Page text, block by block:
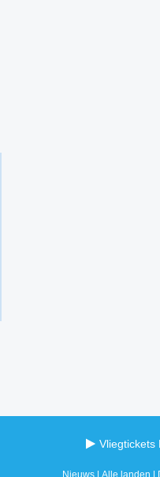
Vliegtickets
Nieuws| Alle landen